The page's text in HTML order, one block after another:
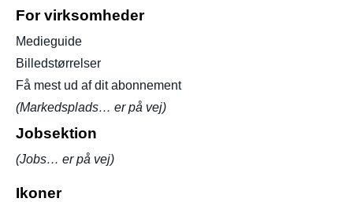
For virksomheder
Medieguide
Billedstørrelser
Få mest ud af dit abonnement
(Markedsplads… er på vej)
Jobsektion
(Jobs… er på vej)
Ikoner